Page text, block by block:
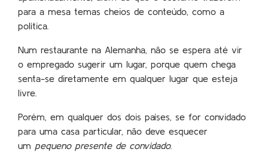
para a mesa temas cheios de conteúdo, como a
política.
Num restaurante na Alemanha, não se espera até vir
o empregado sugerir um lugar, porque quem chega
senta-se diretamente em qualquer lugar que esteja
livre.
Porém, em qualquer dos dois países, se for convidado
para uma casa particular, não deve esquecer
um pequeno presente de convidado.